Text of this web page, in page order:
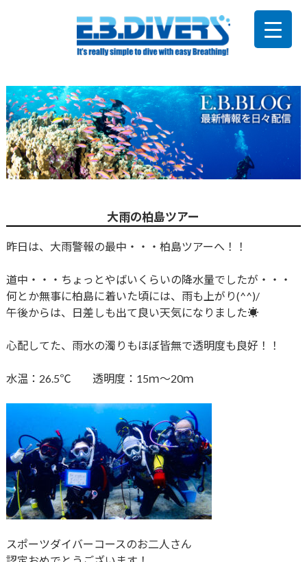
大雨の柏島ツアー
昨日は、大雨警報の最中・・・柏島ツアーへ！！
道中・・・ちょっとやばいくらいの降水量でしたが・・・
何とか無事に柏島に着いた頃には、雨も上がり(^^)/
午後からは、日差しも出て良い天気になりました☀
心配してた、雨水の濁りもほぼ皆無で透明度も良好！！
水温：26.5℃ 透明度：15ｍ～20ｍ
スポーツダイバーコースのお二人さん